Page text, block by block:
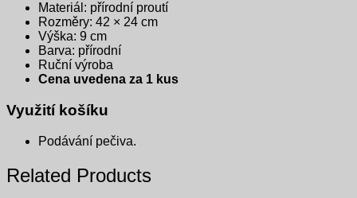
Materiál: přírodní proutí
Rozměry: 42 × 24 cm
Výška: 9 cm
Barva: přírodní
Ruční výroba
Cena uvedena za 1 kus
Využití košíku
Podávání pečiva.
Related Products